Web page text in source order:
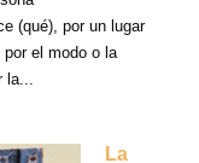
(qué), por un lugar
el modo o la
la...
La